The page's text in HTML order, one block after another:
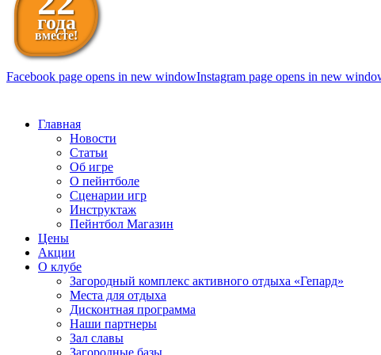
года
вместе!
Facebook page opens in new windowInstagram page opens in new
Главная
Новости
Статьи
Об игре
О пейнтболе
Сценарии игр
Инструктаж
Пейнтбол Магазин
Цены
Акции
О клубе
Загородный комплекс активного отдыха «Гепард»
Места для отдыха
Дисконтная программа
Наши партнеры
Зал славы
Загородные базы